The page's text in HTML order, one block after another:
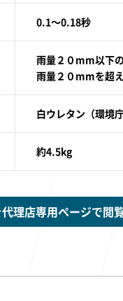
0.1～0.18秒
雨量２０mm以下
雨量２０mmを超
白ウレタン（環境
約4.5kg
理店専用ページで閲